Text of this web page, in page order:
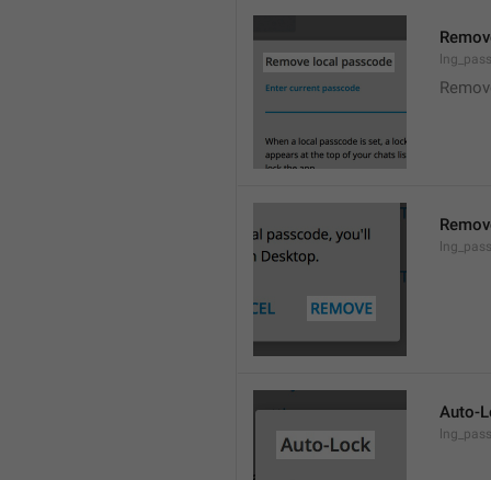
Auto-